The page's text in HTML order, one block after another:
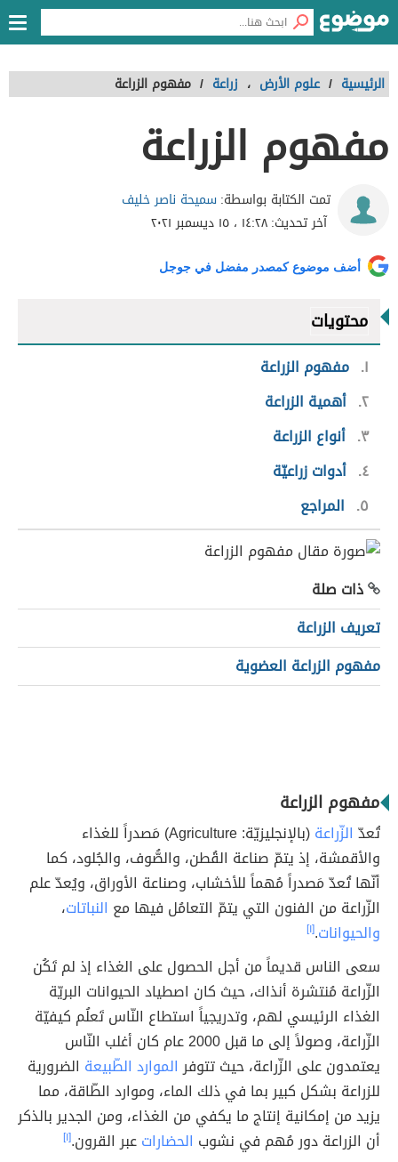
الرئيسية / علوم الأرض ، زراعة / مفهوم الزراعة
مفهوم الزراعة
تمت الكتابة بواسطة:سميحة ناصر خليف
آخر تحديث:١٤:٢٨ ، ١٥ ديسمبر ٢٠٢١
أضف موضوع كمصدر مفضل في جوجل
محتويات
١ مفهوم الزراعة
٢ أهمية الزراعة
٣ أنواع الزراعة
٤ أدوات زراعيّة
٥
المراجع
ذات صلة
تعريف الزراعة
مفهوم الزراعة العضوية
مفهوم الزراعة
تُعدّ الزّراعة
(بالإنجليزيّة: Agriculture) مَصدراً للغذاء
والأقمشة، إذ يتمّ صناعة القُطن، والصُّوف، والجُلود، كما
أنّها تُعدّ مَصدراً مُهماً للأخشاب، وصناعة الأوراق، ويُعدّ علم
الزّراعة من الفنون التي يتمّ التعامُل فيها مع النباتات،
والحيوانات.[١]
سعى الناس قديماً من أجل الحصول على الغذاء إذ لم تَكُن
الزّراعة مُنتشرة أنذاك، حيث كان اصطياد الحيوانات البريّة
الغذاء الرئيسي لهم، وتدريجياً استطاع النّاس تَعلُم كيفيّة
الزّراعة، وصولاً إلى ما قبل 2000 عام كان أغلب النّاس
يعتمدون على الزّراعة، حيث تتوفرالموارد الطّبيعة الضرورية
للزراعة بشكل كبير بما في ذلك الماء، وموارد الطّاقة، مما
يزيد من إمكانية إنتاج ما يكفي من الغذاء، ومن الجدير بالذكر
أن الزراعة دور مُهم في نشوب الحضاراتعبر القرون.[١]